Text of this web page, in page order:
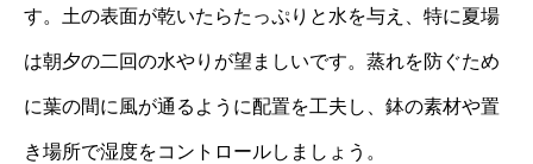
す。土の表面が乾いたらたっぷりと水を与え、特に夏場
は朝夕の二回の水やりが望ましいです。蒸れを防ぐため
に葉の間に風が通るように配置を工夫し、鉢の素材や置
き場所で湿度をコントロールしましょう。